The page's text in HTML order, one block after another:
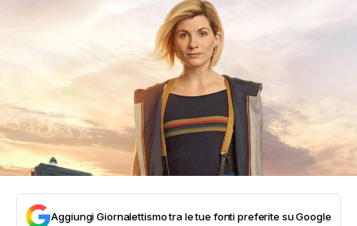
Contatti
Aggiungi Giornalettismo tra le tue fonti preferite su Google